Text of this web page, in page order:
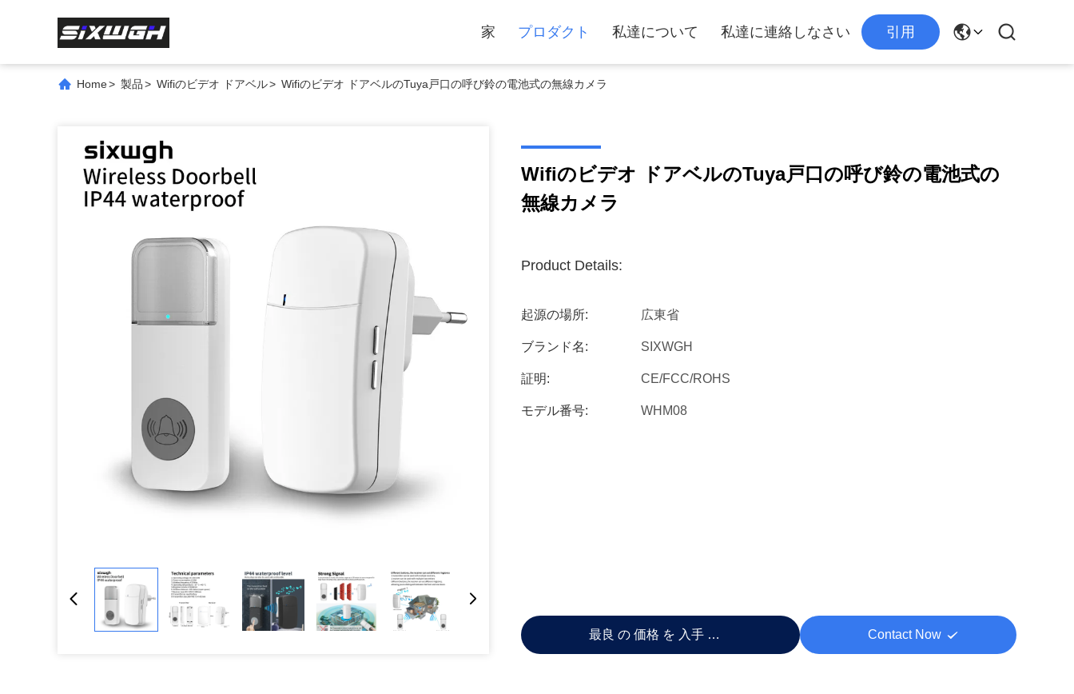
家 プロダクト 私達について 私達に連絡しなさい 引用
Home> 製品> Wifiのビデオ ドアベル> Wifiのビデオ ドアベルのTuya戸口の呼び鈴の電池式の無線カメラ
Wifiのビデオ ドアベルのTuya戸口の呼び鈴の電池式の
無線カメラ
Product Details:
起源の場所: 広東省
ブランド名: SIXWGH
証明: CE/FCC/ROHS
モデル番号: WHM08
最良 の 価格 を 入手 する Contact Now